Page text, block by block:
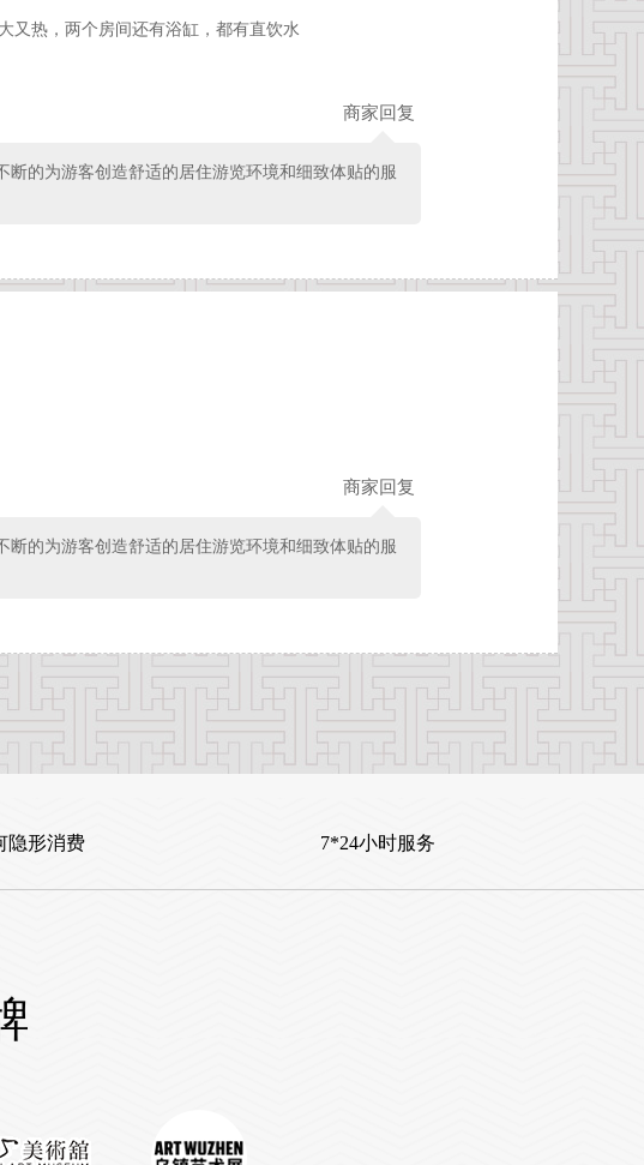
又热，两个房间还有浴缸，都有直饮水
商家回复
的为游客创造舒适的居住游览环境和细致体贴的服
商家回复
的为游客创造舒适的居住游览环境和细致体贴的服
隐形消费 7*24小时服务